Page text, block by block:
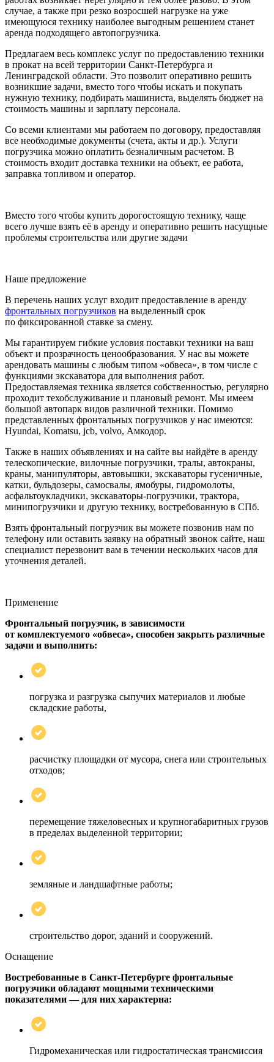
случае, а также при резко возросшей нагрузке на уже
имеющуюся технику наиболее выгодным решением станет
аренда подходящего автопогрузчика.
Предлагаем весь комплекс услуг по предоставлению техники
в прокат на всей территории Санкт-Петербурга и
Ленинградской области. Это позволит оперативно решить
возникшие задачи, вместо того чтобы искать и покупать
нужную технику, подбирать машиниста, выделять бюджет на
стоимость машины и зарплату персонала.
Со всеми клиентами мы работаем по договору, предоставляя
все необходимые документы (счета, акты и др.). Услуги
погрузчика можно оплатить безналичным расчетом. В
стоимость входит доставка техники на объект, ее работа,
заправка топливом и оператор.
Вместо того чтобы купить дорогостоящую технику, чаще
всего лучше взять её в аренду и оперативно решить насущные
проблемы строительства или другие задачи
Наше предложение
В перечень наших услуг входит предоставление в аренду
фронтальных погрузчиков на выделенный срок
по фиксированной ставке за смену.
Мы гарантируем гибкие условия поставки техники на ваш
объект и прозрачность ценообразования. У нас вы можете
арендовать машины с любым типом «обвеса», в том числе с
функциями экскаватора для выполнения работ.
Предоставляемая техника является собственностью, регулярно
проходит техобслуживание и плановый ремонт. Мы имеем
большой автопарк видов различной техники. Помимо
представленных фронтальных погрузчиков у нас имеются:
Hyundai, Komatsu, jcb, volvo, Амкодор.
Также в наших объявлениях и на сайте вы найдёте в аренду
телескопические, вилочные погрузчики, тралы, автокраны,
краны, манипуляторы, автовышки, экскаваторы гусеничные,
катки, бульдозеры, самосвалы, ямобуры, гидромолоты,
асфальтоукладчики, экскаваторы-погрузчики, трактора,
минипогрузчики и другую технику, востребованную в СПб.
Взять фронтальный погрузчик вы можете позвонив нам по
телефону или оставить заявку на обратный звонок сайте, наш
специалист перезвонит вам в течении нескольких часов для
уточнения деталей.
Применение
Фронтальный погрузчик, в зависимости
от комплектуемого «обвеса», способен закрыть различные
задачи и выполнить:
погрузка и разгрузка сыпучих материалов и любые
складские работы,
расчистку площадки от мусора, снега или строительных
отходов;
перемещение тяжеловесных и крупногабаритных грузов
в пределах выделенной территории;
земляные и ландшафтные работы;
строительство дорог, зданий и сооружений.
Оснащение
Востребованные в Санкт-Петербурге фронтальные
погрузчики обладают мощными техническими
показателями — для них характерна:
Гидромеханическая или гидростатическая трансмиссия